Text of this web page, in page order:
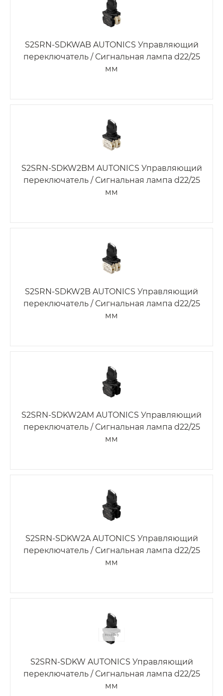
S2SRN-SDKWAB AUTONICS Управляющий
переключатель / Сигнальная лампа d22/25
мм
S2SRN-SDKW2BM AUTONICS Управляющий
переключатель / Сигнальная лампа d22/25
мм
S2SRN-SDKW2B AUTONICS Управляющий
переключатель / Сигнальная лампа d22/25
мм
S2SRN-SDKW2AM AUTONICS Управляющий
переключатель / Сигнальная лампа d22/25
мм
S2SRN-SDKW2A AUTONICS Управляющий
переключатель / Сигнальная лампа d22/25
мм
S2SRN-SDKW AUTONICS Управляющий
переключатель / Сигнальная лампа d22/25
мм